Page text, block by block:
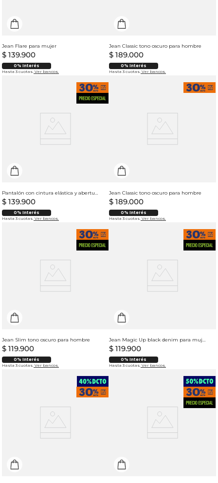
Jean Flare para mujer
$ 139.900
0% Interés
Hasta 3 cuotas. Ver bancos.
Jean Classic tono oscuro para hombre
$ 189.000
0% Interés
Hasta 3 cuotas. Ver bancos.
Pantalón con cintura elástica y abertura en bota para mujer
$ 139.900
0% Interés
Hasta 3 cuotas. Ver bancos.
Jean Classic tono oscuro para hombre
$ 189.000
0% Interés
Hasta 3 cuotas. Ver bancos.
Jean Slim tono oscuro para hombre
$ 119.900
0% Interés
Hasta 3 cuotas. Ver bancos.
Jean Magic Up black denim para mujer
$ 119.900
0% Interés
Hasta 3 cuotas. Ver bancos.